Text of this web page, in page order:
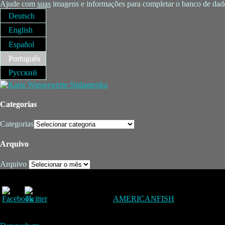
Ajude com suas imagens e informações para completar o banco de
Deutsch
English
Español
Português
Русский
Categorias
Categorias
Arquivo
Arquivo
AMERICANFISH